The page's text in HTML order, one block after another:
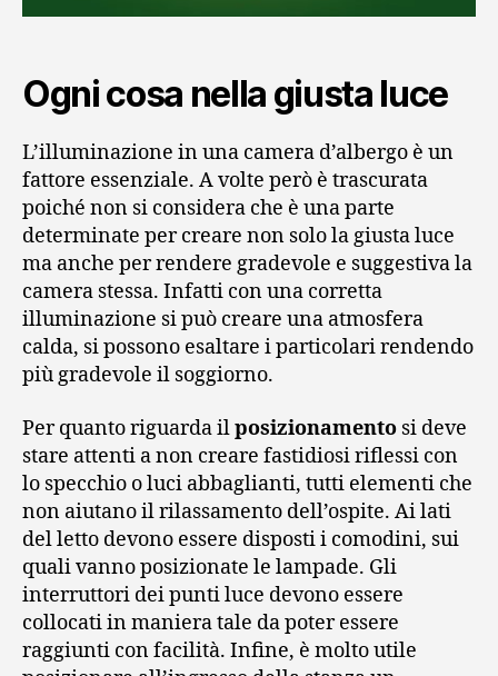
Ogni cosa nella giusta luce
L’illuminazione in una camera d’albergo è un
fattore essenziale. A volte però è trascurata
poiché non si considera che è una parte
determinate per creare non solo la giusta luce
ma anche per rendere gradevole e suggestiva la
camera stessa. Infatti con una corretta
illuminazione si può creare una atmosfera
calda, si possono esaltare i particolari rendendo
più gradevole il soggiorno.
Per quanto riguarda ilposizionamento si deve
stare attenti a non creare fastidiosi riflessi con
lo specchio o luci abbaglianti, tutti elementi che
non aiutano il rilassamento dell’ospite. Ai lati
del letto devono essere disposti i comodini, sui
quali vanno posizionate le lampade. Gli
interruttori dei punti luce devono essere
collocati in maniera tale da poter essere
raggiunti con facilità. Infine, è molto utile